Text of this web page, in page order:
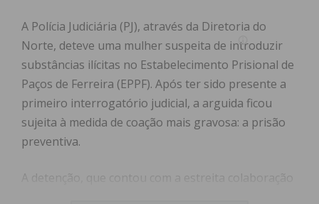
A Polícia Judiciária (PJ), através da Diretoria do
Norte, deteve uma mulher suspeita de introduzir
substâncias ilícitas no Estabelecimento Prisional de
Paços de Ferreira (EPPF). Após ter sido presente a
primeiro interrogatório judicial, a arguida ficou
sujeita à medida de coação mais gravosa: a prisão
preventiva.
A detenção, que contou com a estreita colaboração